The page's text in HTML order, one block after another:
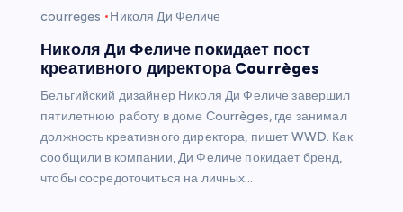
courreges Николя Ди Феличе
Николя Ди Феличе покидает пост
креативного директора Courrèges
Бельгийский дизайнер Николя Ди Феличе завершил
пятилетнюю работу в доме Courrèges, где занимал
должность креативного директора, пишет WWD. Как
сообщили в компании, Ди Феличе покидает бренд,
чтобы сосредоточиться на личных…